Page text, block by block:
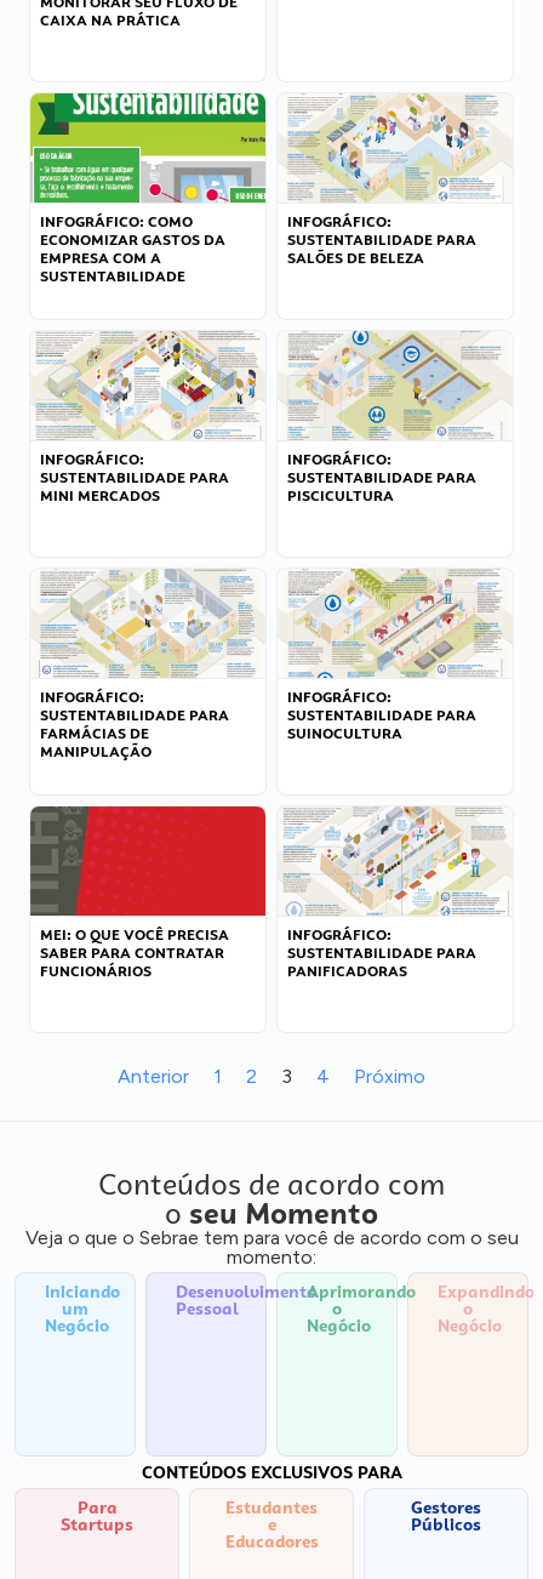
CAIXA NA PRÁTICA
INFOGRÁFICO: COMO
ECONOMIZAR GASTOS DA
EMPRESA COM A
SUSTENTABILIDADE
INFOGRÁFICO:
SUSTENTABILIDADE PARA
SALÕES DE BELEZA
INFOGRÁFICO:
SUSTENTABILIDADE PARA
MINI MERCADOS
INFOGRÁFICO:
SUSTENTABILIDADE PARA
PISCICULTURA
INFOGRÁFICO:
SUSTENTABILIDADE PARA
FARMÁCIAS DE
MANIPULAÇÃO
INFOGRÁFICO:
SUSTENTABILIDADE PARA
SUINOCULTURA
MEI: O QUE VOCÊ PRECISA
SABER PARA CONTRATAR
FUNCIONÁRIOS
INFOGRÁFICO:
SUSTENTABILIDADE PARA
PANIFICADORAS
Anterior 1 2 3 4 Próximo
Conteúdos de acordo com
o seu Momento
Veja o que o Sebrae tem para você de acordo com o seu
momento:
Iniciando
um
Negócio
Desenvolvimento
Pessoal
Aprimorando
o
Negócio
Expandindo
o
Negócio
CONTEÚDOS EXCLUSIVOS PARA
Para
Startups
Estudantes
e
Educadores
Gestores
Públicos